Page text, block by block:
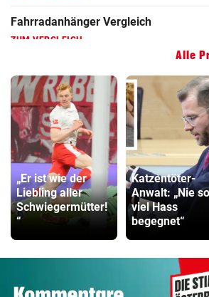
Kinderfahrrad Vergleich
ZUM VERGLEICH
Alle
„Er ist wie der
Liebling aller
Schwiegermütter!
“
Katzentöter-
Anwalt: „Nie so
viel Hass
begegnet“